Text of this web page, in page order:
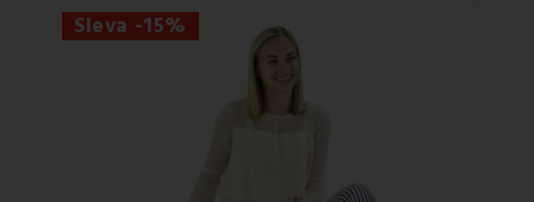
Sleva -15%